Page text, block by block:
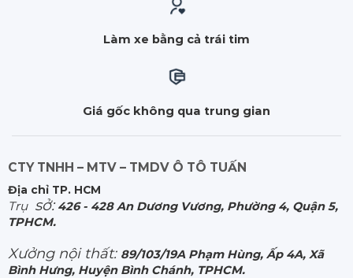
Làm xe bằng cả trái tim
Giá gốc không qua trung gian
CTY TNHH – MTV – TMDV Ô TÔ TUẤN
Địa chỉ TP. HCM
Trụ sở: 426 - 428 An Dương Vương, Phường 4, Quận 5,
TPHCM.
Xưởng nội thất: 89/103/19A Phạm Hùng, Ấp 4A, Xã
Bình Hưng, Huyện Bình Chánh, TPHCM.